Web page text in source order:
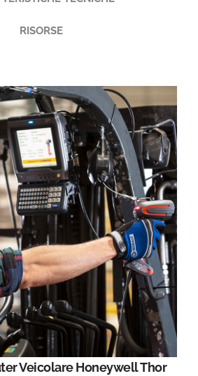
RISORSE
Veicolare Honeywell Thor